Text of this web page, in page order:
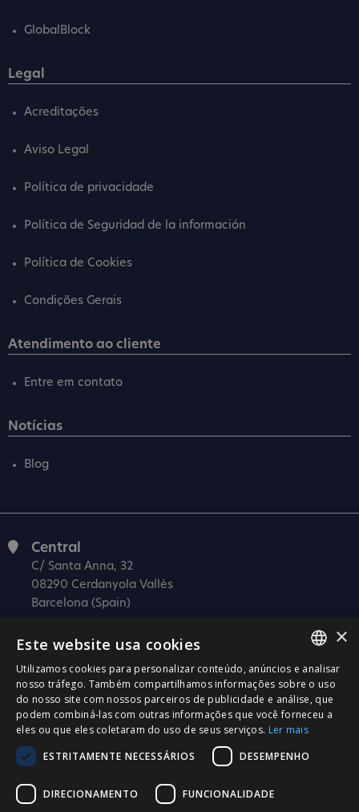
GlobalBlock
Legal
Acreditações
Aviso Legal
Política de privacidade
Política de Seguridad de la información
Política de Cookies
Condições Gerais
Atendimento ao cliente
Entre em contato
Notícias
Blog
Central
C/ Santa Anna, 32
08290 Cerdanyola Vallès
Barcelona (Spain)
C/ Josep Estivill, 11-13
08027 Barcelona
(Spain)
Madrid
C/ Méndez Álvaro 20, oficina 440
28045 Madrid
(Spain)
SPANISH
CATALÀ
ENGLISH
PORTUGUESE
×
Este website usa cookies
Utilizamos cookies para personalizar conteúdo, anúncios e analisar
nosso tráfego. Também compartilhamos informações sobre o uso
do nosso site com nossos parceiros de publicidade e análise, que
podem combiná-las com outras informações que você forneceu a
eles ou que eles coletaram do uso de seus serviços. Ler mais
ESTRITAMENTE NECESSÁRIOS
DESEMPENHO
DIRECIONAMENTO FUNCIONALIDADE